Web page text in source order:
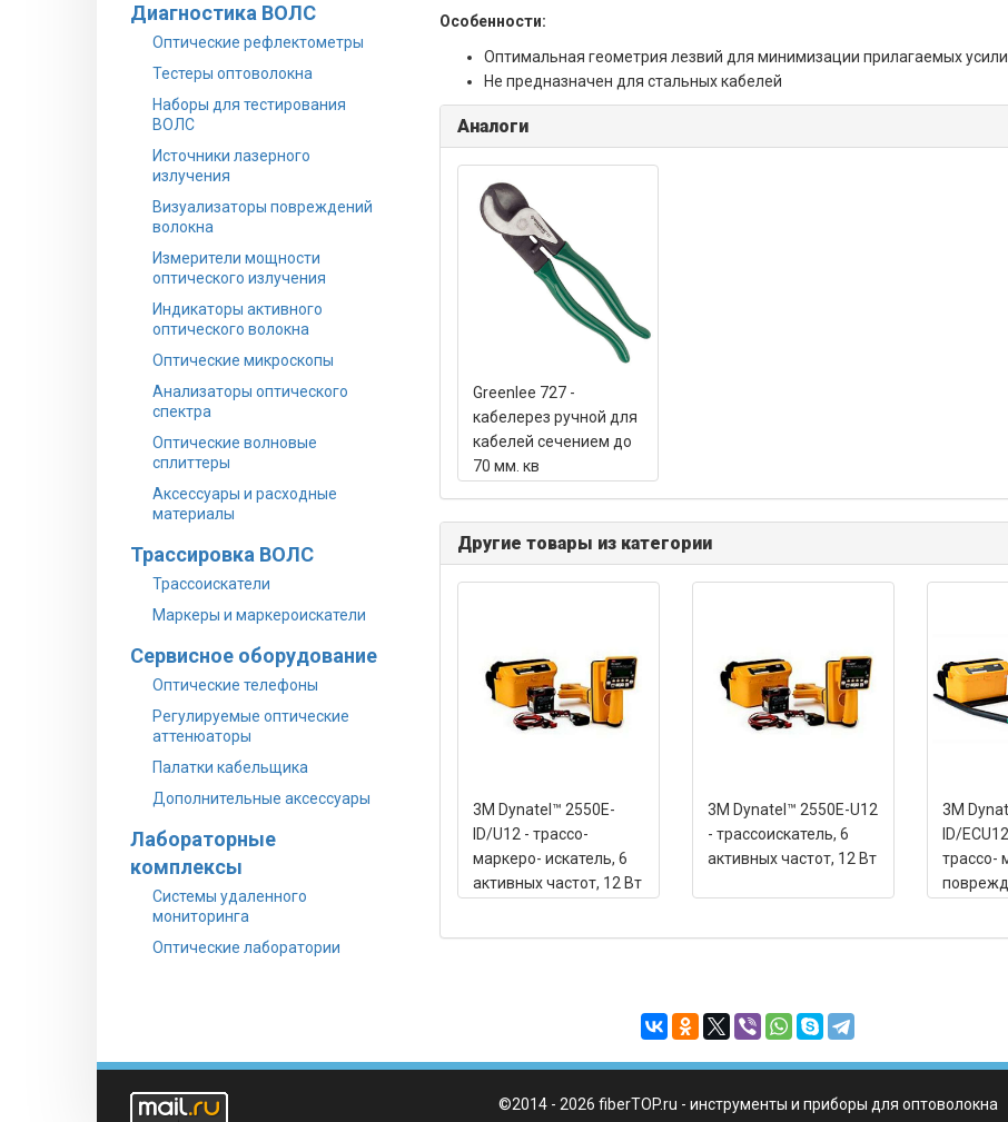
Диагностика ВОЛС
Оптические рефлектометры
Тестеры оптоволокна
Наборы для тестирования
ВОЛС
Источники лазерного
излучения
Визуализаторы повреждений
волокна
Измерители мощности
оптического излучения
Индикаторы активного
оптического волокна
Оптические микроскопы
Анализаторы оптического
спектра
Оптические волновые
сплиттеры
Аксессуары и расходные
материалы
Трассировка ВОЛС
Трассоискатели
Маркеры и маркероискатели
Сервисное оборудование
Оптические телефоны
Регулируемые оптические
аттенюаторы
Палатки кабельщика
Дополнительные аксессуары
Лабораторные
комплексы
Системы удаленного
мониторинга
Оптические лаборатории
Особенности:
Оптимальная геометрия лезвий для минимизации прилагаемых
Не предназначен для стальных кабелей
Аналоги
Greenlee 727 -
кабелерез ручной для
кабелей сечением до
70 мм. кв
Другие товары из категории
3M Dynatel™ 2550E-
ID/U12 - трассо-
маркеро- искатель, 6
активных частот, 12 Вт
3M Dynatel™ 2550E-U12
- трассоискатель, 6
активных частот, 12 Вт
3M
ID/
трассо-
©2014 - 2026 fiberTOP.ru - инструменты и приборы для оптоволокна